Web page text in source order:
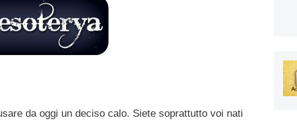
da oggi un deciso calo. Siete soprattutto voi nati